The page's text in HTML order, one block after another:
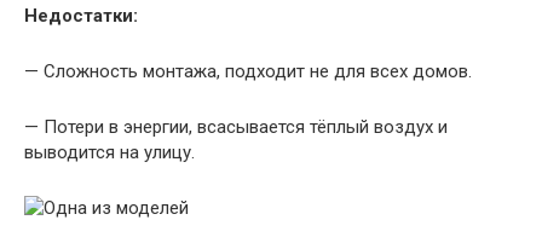
Недостатки:
— Сложность монтажа, подходит не для всех домов.
— Потери в энергии, всасывается тёплый воздух и
выводится на улицу.